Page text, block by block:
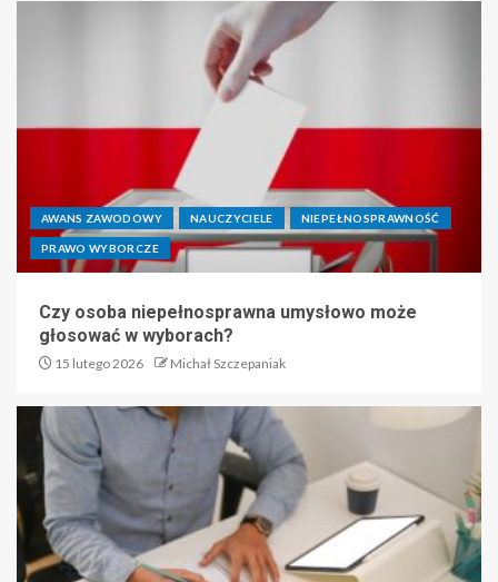
AWANS ZAWODOWY NAUCZYCIELE NIEPEŁNOSPRAWNOŚĆ
PRAWO WYBORCZE
Czy osoba niepełnosprawna umysłowo może
głosować w wyborach?
15 lutego 2026 Michał Szczepaniak